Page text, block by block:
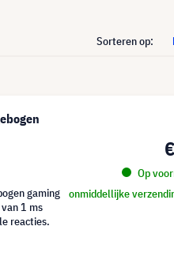
Sorteren op:
Op
onmiddellijke
gaming
1 ms
reacties.